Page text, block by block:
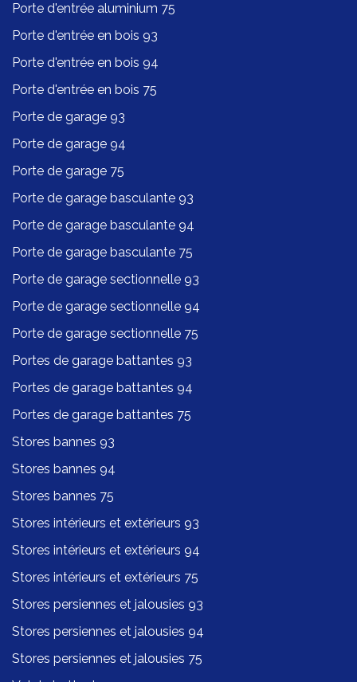
Porte d'entrée aluminium 75
Porte d'entrée en bois 93
Porte d'entrée en bois 94
Porte d'entrée en bois 75
Porte de garage 93
Porte de garage 94
Porte de garage 75
Porte de garage basculante 93
Porte de garage basculante 94
Porte de garage basculante 75
Porte de garage sectionnelle 93
Porte de garage sectionnelle 94
Porte de garage sectionnelle 75
Portes de garage battantes 93
Portes de garage battantes 94
Portes de garage battantes 75
Stores bannes 93
Stores bannes 94
Stores bannes 75
Stores intérieurs et extérieurs 93
Stores intérieurs et extérieurs 94
Stores intérieurs et extérieurs 75
Stores persiennes et jalousies 93
Stores persiennes et jalousies 94
Stores persiennes et jalousies 75